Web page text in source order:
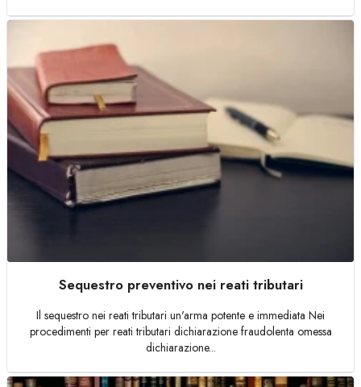
Sequestro preventivo nei reati tributari
Il sequestro nei reati tributari un'arma potente e immediata Nei
procedimenti per reati tributari dichiarazione fraudolenta omessa
dichiarazione...